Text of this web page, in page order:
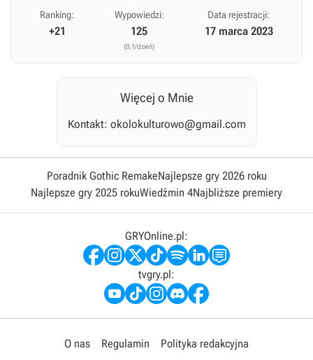
Ranking:
+21
Wypowiedzi:
125
(0,1/dzień)
Data rejestracji:
17 marca 2023
Więcej o Mnie
Kontakt: okolokulturowo@gmail.com
Poradnik Gothic RemakeNajlepsze gry 2026 roku
Najlepsze gry 2025 rokuWiedźmin 4Najbliższe premiery
GRYOnline.pl:
tvgry.pl:
O nas Regulamin Polityka redakcyjna